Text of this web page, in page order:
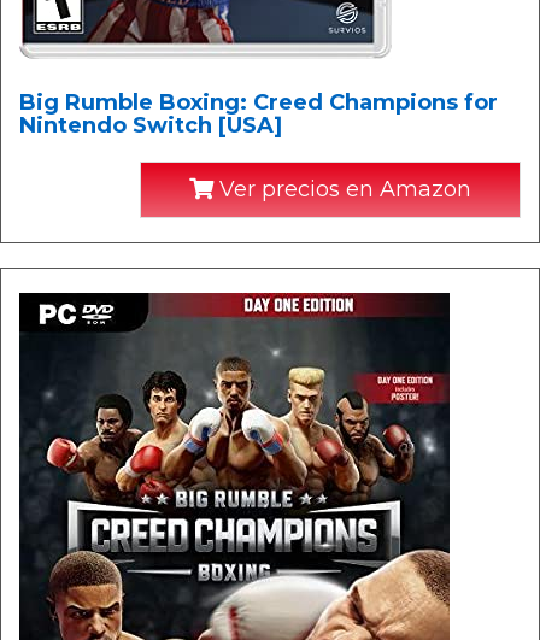
Big Rumble Boxing: Creed Champions for
Nintendo Switch [USA]
Ver precios en Amazon